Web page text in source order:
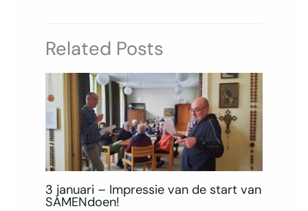
Related Posts
3 januari – Impressie van de start van
SAMENdoen!